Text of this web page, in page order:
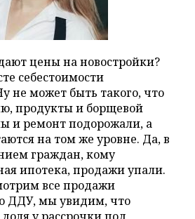
цены на новостройки?
себестоимости
не может быть такого, что
продукты и борщевой
и ремонт подорожали, а
на том же уровне. Да, в
граждан, кому
ипотека, продажи упали.
все продажи
ДДУ, мы увидим, что